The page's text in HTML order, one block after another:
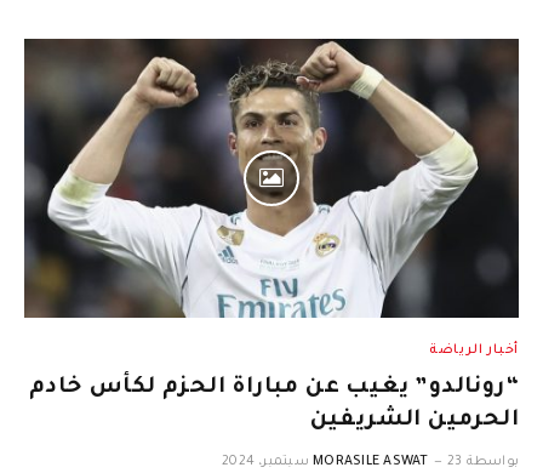
أخبار الرياضة
“رونالدو” يغيب عن مباراة الحزم لكأس خادم
الحرمين الشريفين
بواسطة MORASILE ASWAT 23 سبتمبر، 2024